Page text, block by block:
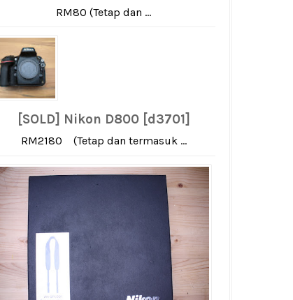
RM80 (Tetap dan ...
[SOLD] Nikon D800 [d3701]
RM2180 (Tetap dan termasuk ...